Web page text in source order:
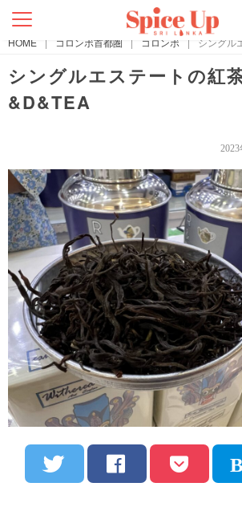
HOME | コロンボ首都圏 | コロンボ | シングル
シングルエステートの紅
&D&TEA
2023